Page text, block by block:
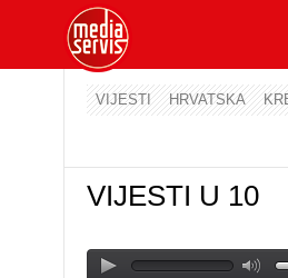
VIJESTI HRVATSKA
VIJESTI U 10